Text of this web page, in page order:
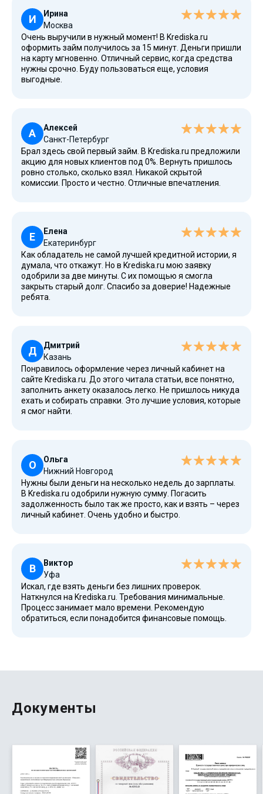
И
Ирина
Москва
Очень выручили в нужный момент! В Krediska.ru
оформить займ получилось за 15 минут. Деньги пришли
на карту мгновенно. Отличный сервис, когда средства
нужны срочно. Буду пользоваться еще, условия
выгодные.
А
Алексей
Санкт-Петербург
Брал здесь свой первый займ. В Krediska.ru предложили
акцию для новых клиентов под 0%. Вернуть пришлось
ровно столько, сколько взял. Никакой скрытой
комиссии. Просто и честно. Отличные впечатления.
Е
Елена
Екатеринбург
Как обладатель не самой лучшей кредитной истории, я
думала, что откажут. Но в Krediska.ru мою заявку
одобрили за две минуты. С их помощью я смогла
закрыть старый долг. Спасибо за доверие! Надежные
ребята.
Д
Дмитрий
Казань
Понравилось оформление через личный кабинет на
сайте Krediska.ru. До этого читала статьи, все понятно,
заполнить анкету оказалось легко. Не пришлось никуда
ехать и собирать справки. Это лучшие условия, которые
я смог найти.
О
Ольга
Нижний Новгород
Нужны были деньги на несколько недель до зарплаты.
В Krediska.ru одобрили нужную сумму. Погасить
задолженность было так же просто, как и взять – через
личный кабинет. Очень удобно и быстро.
В
Виктор
Уфа
Искал, где взять деньги без лишних проверок.
Наткнулся на Krediska.ru. Требования минимальные.
Процесс занимает мало времени. Рекомендую
обратиться, если понадобится финансовые помощь.
Документы